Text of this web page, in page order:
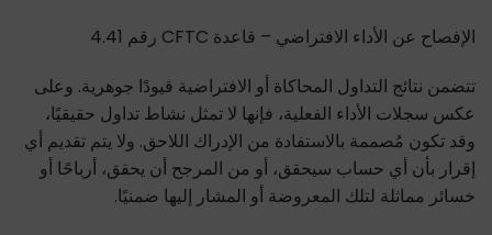
الإفصاح عن الأداء الافتراضي – قاعدة CFTC رقم 4.41
تتضمن نتائج التداول المحاكاة أو الافتراضية قيودًا جوهرية. وعلى
عكس سجلات الأداء الفعلية، فإنها لا تمثل نشاط تداول حقيقيًا،
وقد تكون مُصممة بالاستفادة من الإدراك اللاحق. ولا يتم تقديم أي
إقرار بأن أي حساب سيحقق، أو من المرجح أن يحقق، أرباحًا أو
خسائر مماثلة لتلك المعروضة أو المشار إليها ضمنيًا.